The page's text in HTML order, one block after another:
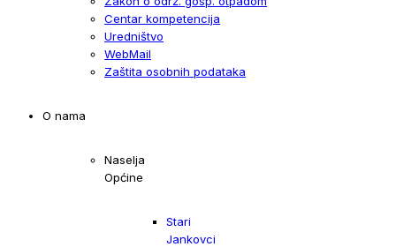
Centar kompetencija
Uredništvo
WebMail
Zaštita osobnih podataka
O nama
Naselja
Općine
Stari
Jankovci